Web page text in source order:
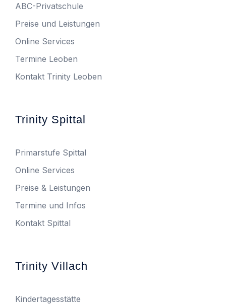
ABC-Privatschule
Preise und Leistungen
Online Services
Termine Leoben
Kontakt Trinity Leoben
Trinity Spittal
Primarstufe Spittal
Online Services
Preise & Leistungen
Termine und Infos
Kontakt Spittal
Trinity Villach
Kindertagesstätte